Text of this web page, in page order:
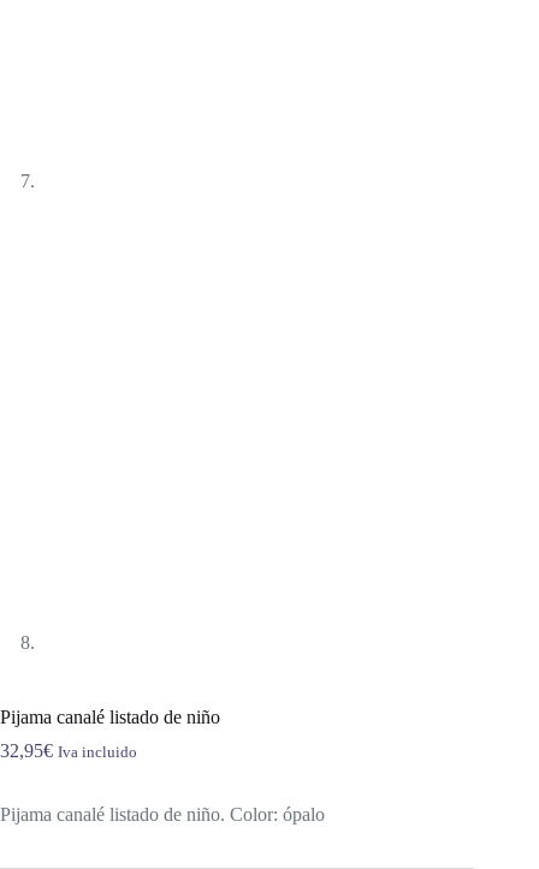
Pijama canalé listado de niño
32,95€ Iva incluido
Pijama canalé listado de niño. Color: ópalo